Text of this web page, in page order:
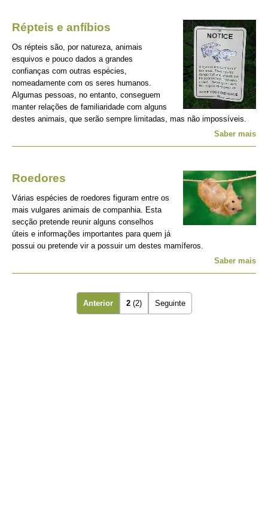
Répteis e anfíbios
Os répteis são, por natureza, animais
esquivos e pouco dados a grandes
confianças com outras espécies,
nomeadamente com os seres humanos.
Algumas pessoas, no entanto, conseguem
manter relações de familiaridade com alguns
destes animais, que serão sempre limitadas, mas não impossíveis.
Saber mais
Roedores
Várias espécies de roedores figuram entre os
mais vulgares animais de companhia. Esta
secção pretende reunir alguns conselhos
úteis e informações importantes para quem já
possui ou pretende vir a possuir um destes mamíferos.
Saber mais
Anterior 2(2) Seguinte